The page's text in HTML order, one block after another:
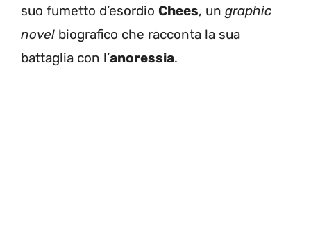
suo fumetto d’esordio Chees, un graphic
novel biografico che racconta la sua
battaglia con l’anoressia.